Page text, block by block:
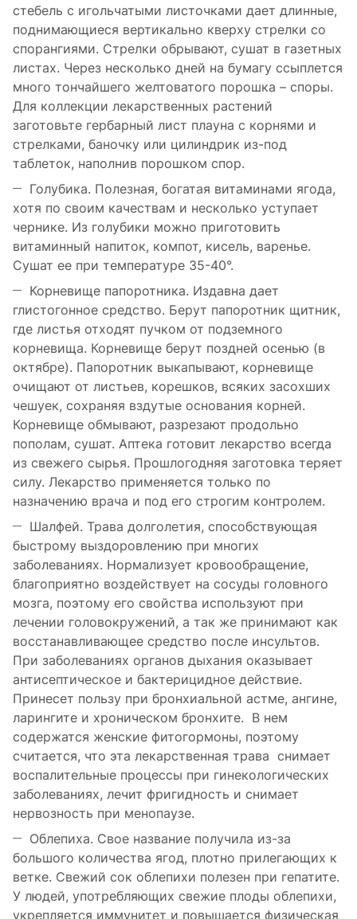
стебель с игольчатыми листочками дает длинные,
поднимающиеся вертикально кверху стрелки со
спорангиями. Стрелки обрывают, сушат в газетных
листах. Через несколько дней на бумагу ссыплется
много тончайшего желтоватого порошка – споры.
Для коллекции лекарственных растений
заготовьте гербарный лист плауна с корнями и
стрелками, баночку или цилиндрик из-под
таблеток, наполнив порошком спор.
Голубика. Полезная, богатая витаминами ягода,
хотя по своим качествам и несколько уступает
чернике. Из голубики можно приготовить
витаминный напиток, компот, кисель, варенье.
Сушат ее при температуре 35-40°.
Корневище папоротника. Издавна дает
глистогонное средство. Берут папоротник щитник,
где листья отходят пучком от подземного
корневища. Корневище берут поздней осенью (в
октябре). Папоротник выкапывают, корневище
очищают от листьев, корешков, всяких засохших
чешуек, сохраняя вздутые основания корней.
Корневище обмывают, разрезают продольно
пополам, сушат. Аптека готовит лекарство всегда
из свежего сырья. Прошлогодняя заготовка теряет
силу. Лекарство применяется только по
назначению врача и под его строгим контролем.
Шалфей. Трава долголетия, способствующая
быстрому выздоровлению при многих
заболеваниях. Нормализует кровообращение,
благоприятно воздействует на сосуды головного
мозга, поэтому его свойства используют при
лечении головокружений, а так же принимают как
восстанавливающее средство после инсультов.
При заболеваниях органов дыхания оказывает
антисептическое и бактерицидное действие.
Принесет пользу при бронхиальной астме, ангине,
ларингите и хроническом бронхите. В нем
содержатся женские фитогормоны, поэтому
считается, что эта лекарственная трава снимает
воспалительные процессы при гинекологических
заболеваниях, лечит фригидность и снимает
нервозность при менопаузе.
Облепиха. Свое название получила из-за
большого количества ягод, плотно прилегающих к
ветке. Свежий сок облепихи полезен при гепатите.
У людей, употребляющих свежие плоды облепихи,
укрепляется иммунитет и повышается физическая